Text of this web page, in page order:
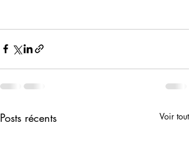
Posts récents Voir tout